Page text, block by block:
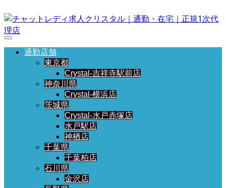
通勤店舗
東京都
Crystal-吉祥寺駅前店
神奈川県
Crystal-横浜店
茨城県
Crystal-水戸赤塚店
水戸駅店
神栖店
千葉県
千葉柏店
石川県
金沢店